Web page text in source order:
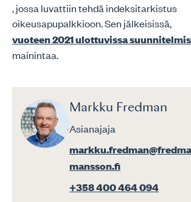
, jossa luvattiin tehdä indeksitarkistus
oikeusapupalkkioon. Sen jälkeisissä,
vuoteen 2021 ulottuvissa
mainintaa.
Markku Fredman
Asianajaja
mansson.fi
+358 400 464 094